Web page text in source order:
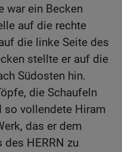
war ein Becken
auf die rechte
die linke Seite des
stellte er auf die
Südosten hin.
die Schaufeln
so vollendete Hiram
das er dem
HERRN zu